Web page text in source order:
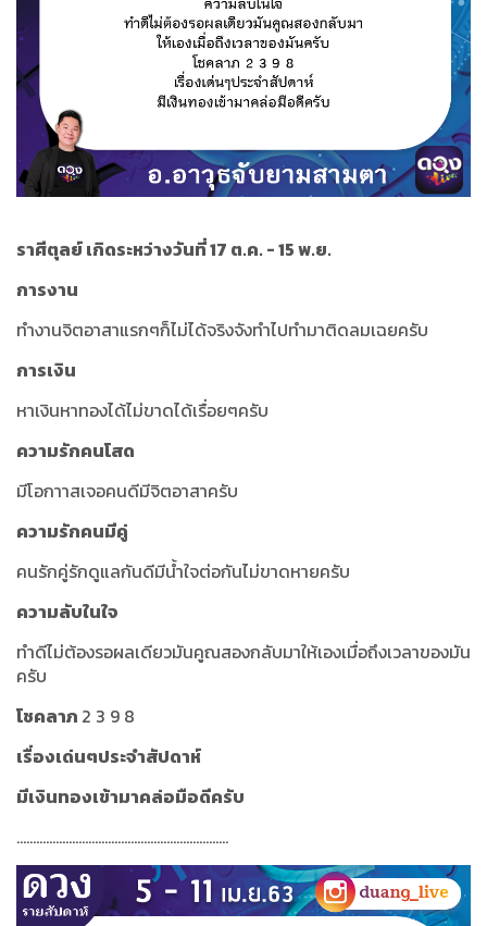
ราศีตุลย์ เกิดระหว่างวันที่ 17 ต.ค. - 15 พ.ย.
การงาน
ทำงานจิตอาสาแรกๆก็ไม่ได้จริงจังทำไปทำมาติดลมเฉยครับ
การเงิน
หาเงินหาทองได้ไม่ขาดได้เรื่อยๆครับ
ความรักคนโสด
มีโอกาาสเจอคนดีมีจิตอาสาครับ
ความรักคนมีคู่
คนรักคู่รักดูแลกันดีมีน้ำใจต่อกันไม่ขาดหายครับ
ความลับในใจ
ทำดีไม่ต้องรอผลเดียวมันคูณสองกลับมาให้เองเมื่อถึงเวลาของมัน
ครับ
โชคลาภ 2 3 9 8
เรื่องเด่นๆประจำสัปดาห์
มีเงินทองเข้ามาคล่อมือดีครับ
.................................................................